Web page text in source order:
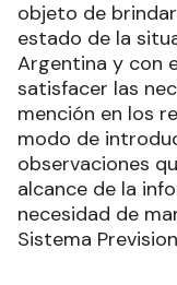
objeto de
estado de la
Argentina y con
satisfacer las
mención en los
modo de
observaciones
alcance de la
necesidad de
Sistema